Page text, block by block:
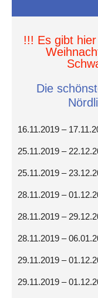
!!! Es gibt
Die
16.11.2019 –
25.11.2019 –
25.11.2019 –
28.11.2019 –
28.11.2019 –
28.11.2019 –
29.11.2019 –
29.11.2019 –